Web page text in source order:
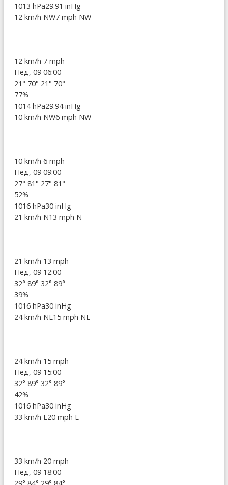
1013 hPa29.91 inHg
12 km/h NW7 mph NW
12 km/h 7 mph
Нед, 09 06:00
21° 70° 21° 70°
77%
1014 hPa29.94 inHg
10 km/h NW6 mph NW
10 km/h 6 mph
Нед, 09 09:00
27° 81° 27° 81°
52%
1016 hPa30 inHg
21 km/h N13 mph N
21 km/h 13 mph
Нед, 09 12:00
32° 89° 32° 89°
39%
1016 hPa30 inHg
24 km/h NE15 mph NE
24 km/h 15 mph
Нед, 09 15:00
32° 89° 32° 89°
42%
1016 hPa30 inHg
33 km/h E20 mph E
33 km/h 20 mph
Нед, 09 18:00
29° 84° 29° 84°